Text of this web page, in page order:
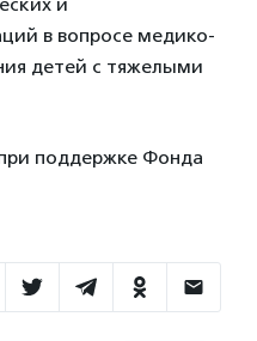
в вопросе медико-
детей с тяжелыми
поддержке Фонда